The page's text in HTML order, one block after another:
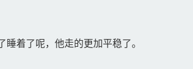
着了呢，他走的更加平稳了。